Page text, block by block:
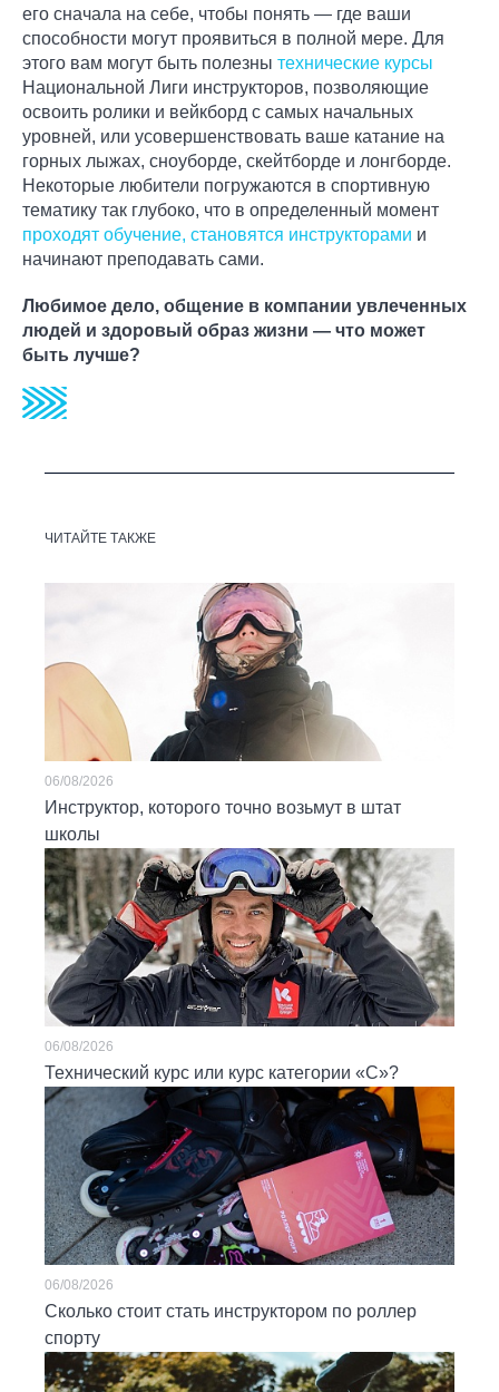
его сначала на себе, чтобы понять — где ваши
способности могут проявиться в полной мере. Для
этого вам могут быть полезны технические курсы
Национальной Лиги инструкторов, позволяющие
освоить ролики и вейкборд с самых начальных
уровней, или усовершенствовать ваше катание на
горных лыжах, сноуборде, скейтборде и лонгборде.
Некоторые любители погружаются в спортивную
тематику так глубоко, что в определенный момент
проходят обучение, становятся инструкторами и
начинают преподавать сами.
Любимое дело, общение в компании увлеченных
людей и здоровый образ жизни — что может
быть лучше?
ЧИТАЙТЕ ТАКЖЕ
Инструктор, которого точно возьмут в штат
школы
06/08/2026
Технический курс или курс категории «С»?
06/08/2026
Сколько стоит стать инструктором по роллер
спорту
06/08/2026